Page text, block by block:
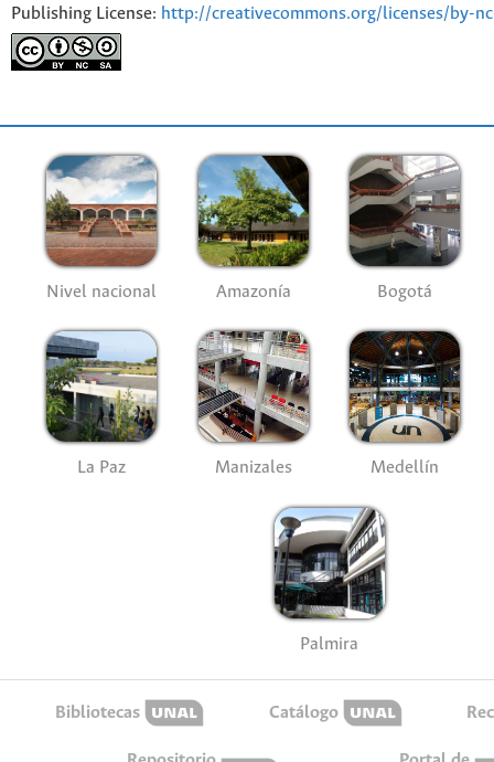
Publishing License: http://creativecommons.org/licenses/by-
Nivel nacional Amazonía Bogotá
La Paz Manizales Medellín
Palmira
Bibliotecas Catálogo